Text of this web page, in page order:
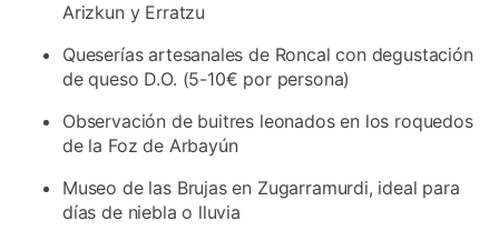
Arizkun y Erratzu
Queserías artesanales de Roncal con degustación
de queso D.O. (5-10€ por persona)
Observación de buitres leonados en los roquedos
de la Foz de Arbayún
Museo de las Brujas en Zugarramurdi, ideal para
días de niebla o lluvia